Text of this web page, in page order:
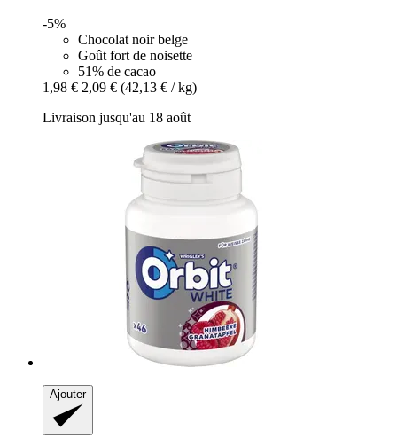
-5%
Chocolat noir belge
Goût fort de noisette
51% de cacao
1,98 € 2,09 € (42,13 € / kg)
Livraison jusqu'au 18 août
Ajouter